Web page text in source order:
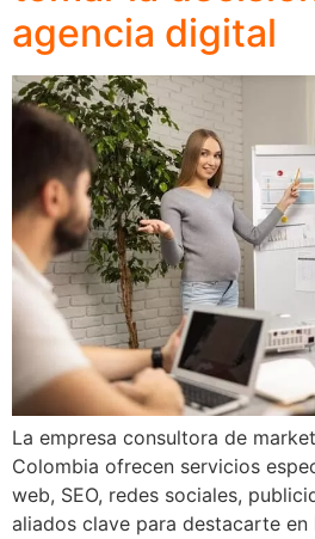
agencia digital
La empresa consultora de
Colombia ofrecen servicios
web, SEO, redes sociales,
aliados clave para destacarte en